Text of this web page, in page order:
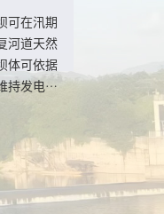
可在汛期
河道天然
体可依据
持发电所
水生生